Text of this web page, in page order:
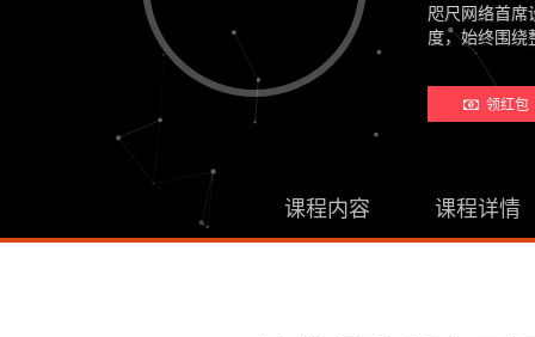
咫尺网络首席
度，始终围
领红包
课程内容 课程详情